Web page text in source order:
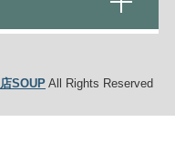
SOUPAll Rights Reserved